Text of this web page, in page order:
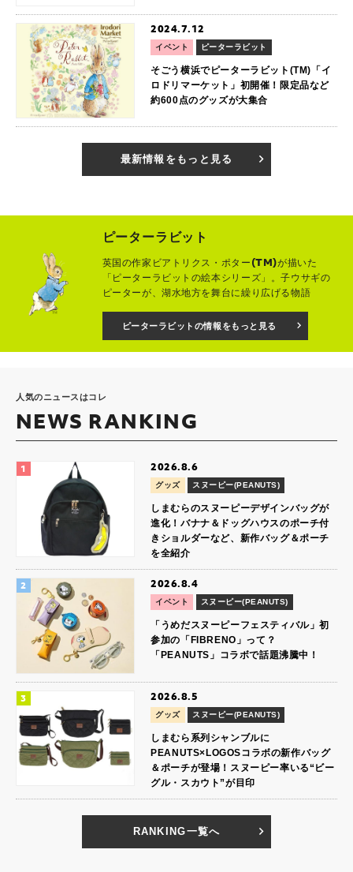
2024.7.12
イベント ピーターラビット
そごう横浜でピーターラビット(TM)「イ
ロドリマーケット」初開催！限定品など
約600点のグッズが大集合
最新情報をもっと見る
ピーターラビット
英国の作家ビアトリクス・ポター(TM)が描いた
「ピーターラビットの絵本シリーズ」。子ウサギの
ピーターが、湖水地方を舞台に繰り広げる物語
ピーターラビットの情報をもっと見る
人気のニュースはコレ
NEWS RANKING
2026.8.6
グッズ スヌーピー(PEANUTS)
しまむらのスヌーピーデザインバッグが
進化！バナナ＆ドッグハウスのポーチ付
きショルダーなど、新作バッグ＆ポーチ
を全紹介
2026.8.4
イベント スヌーピー(PEANUTS)
「うめだスヌーピーフェスティバル」初
参加の「FIBRENO」って？
「PEANUTS」コラボで話題沸騰中！
2026.8.5
グッズ スヌーピー(PEANUTS)
しまむら系列シャンブルに
PEANUTS×LOGOSコラボの新作バッグ
＆ポーチが登場！スヌーピー率いる“ビー
グル・スカウト”が目印
RANKING一覧へ